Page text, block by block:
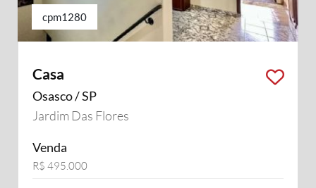
cpm1280
Casa
Osasco / SP
Jardim Das Flores
Venda
R$ 495.000